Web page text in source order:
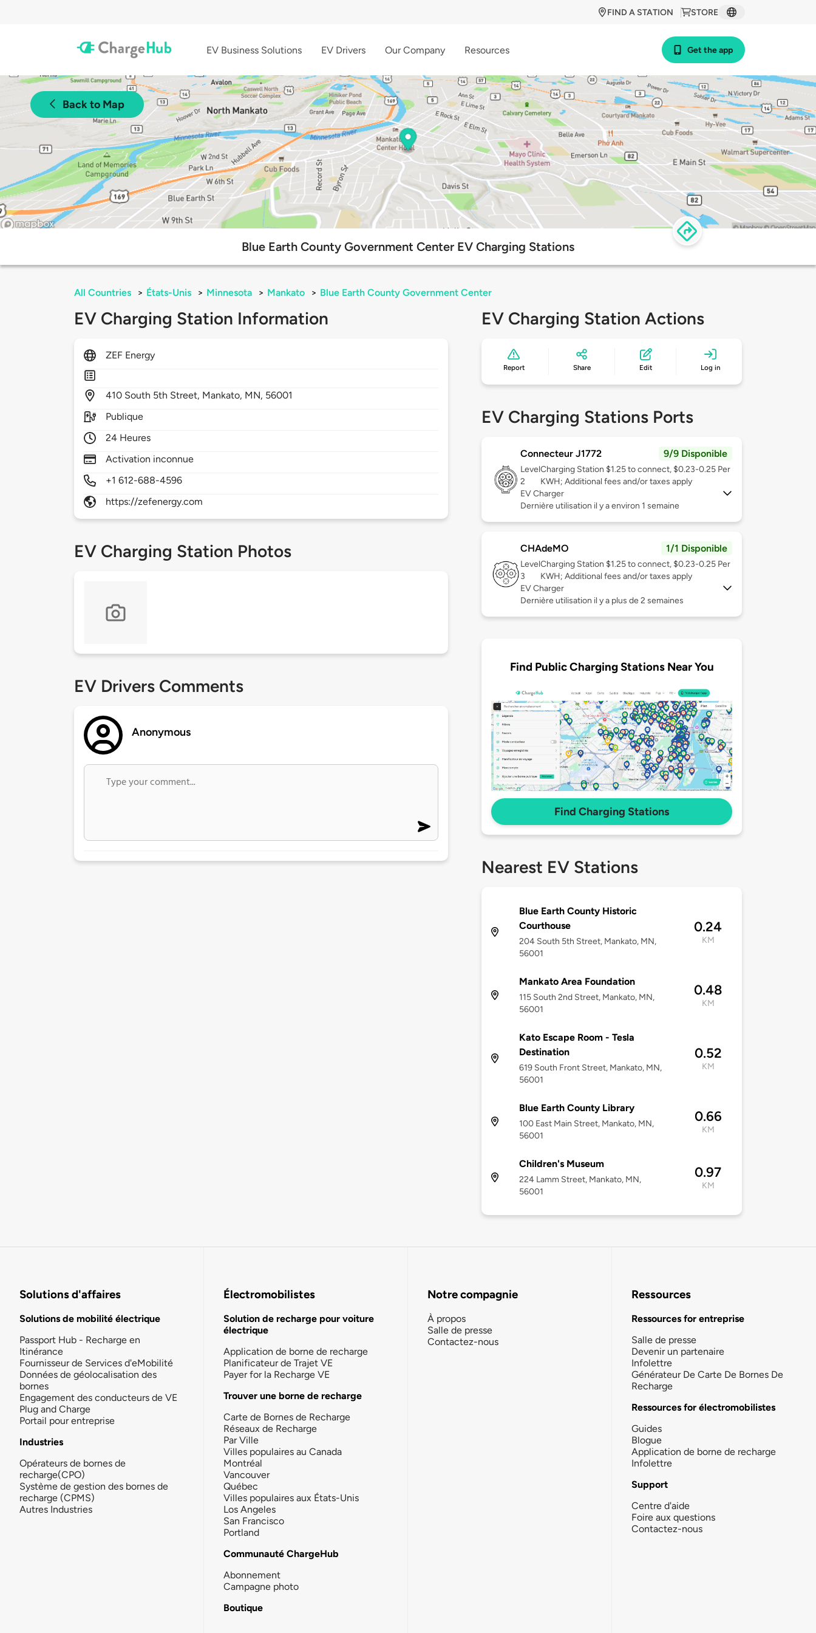
STORE
FIND A STATION
EV Business Solutions EV Drivers Our Company Resources Get the app
Back to Map
Blue Earth County Government Center EV Charging Stations
All Countries > États-Unis > Minnesota > Mankato > Blue Earth County Government Center
EV Charging Station Information
ZEF Energy
410 South 5th Street, Mankato, MN, 56001
Publique
24 Heures
Activation inconnue
+1 612-688-4596
https://zefenergy.com
EV Charging Station Photos
EV Drivers Comments
Anonymous
EV Charging Station Actions
Report Share Edit Log in
EV Charging Stations Ports
Connecteur J1772 9/9 Disponible
Level
2
Charging Station $1.25 to connect, $0.23-0.25 Per
KWH; Additional fees and/or taxes apply
EV Charger
Dernière utilisation il y a environ 1 semaine
CHAdeMO 1/1 Disponible
Level
3
Charging Station $1.25 to connect, $0.23-0.25 Per
KWH; Additional fees and/or taxes apply
EV Charger
Dernière utilisation il y a plus de 2 semaines
Find Public Charging Stations Near You
Find Charging Stations
Nearest EV Stations
Blue Earth County Historic
Courthouse
204 South 5th Street, Mankato, MN,
56001
0.24
KM
Mankato Area Foundation
115 South 2nd Street, Mankato, MN,
56001
0.48
KM
Kato Escape Room - Tesla
Destination
619 South Front Street, Mankato, MN,
56001
0.52
KM
Blue Earth County Library
100 East Main Street, Mankato, MN,
56001
0.66
KM
Children's Museum
224 Lamm Street, Mankato, MN,
56001
0.97
KM
Solutions d'affaires
Solutions de mobilité électrique
Passport Hub - Recharge en
Itinérance
Fournisseur de Services d'eMobilité
Données de géolocalisation des
bornes
Engagement des conducteurs de VE
Plug and Charge
Portail pour entreprise
Industries
Opérateurs de bornes de
recharge(CPO)
Système de gestion des bornes de
recharge (CPMS)
Autres Industries
Électromobilistes
Solution de recharge pour voiture
électrique
Application de borne de recharge
Planificateur de Trajet VE
Payer for la Recharge VE
Trouver une borne de recharge
Carte de Bornes de Recharge
Réseaux de Recharge
Par Ville
Villes populaires au Canada
Montréal
Vancouver
Québec
Villes populaires aux États-Unis
Los Angeles
San Francisco
Portland
Communauté ChargeHub
Abonnement
Campagne photo
Boutique
Notre compagnie
À propos
Salle de presse
Contactez-nous
Ressources
Ressources for entreprise
Salle de presse
Devenir un partenaire
Infolettre
Générateur De Carte De Bornes De
Recharge
Ressources for électromobilistes
Guides
Blogue
Application de borne de recharge
Infolettre
Support
Centre d'aide
Foire aux questions
Contactez-nous